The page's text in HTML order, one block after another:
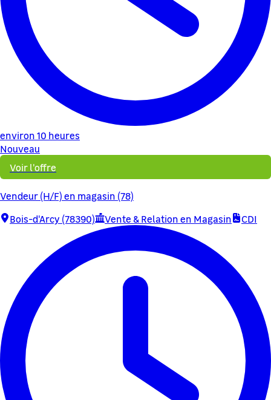
environ 10 heures
Nouveau
Voir l'offre
Vendeur (H/F) en magasin (78)
Bois-d'Arcy (78390)
Vente & Relation en Magasin CDI